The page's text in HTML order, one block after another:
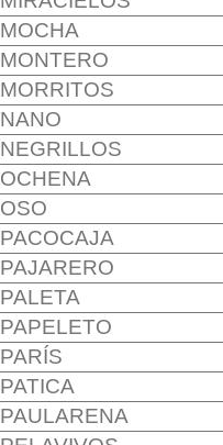
MOCHA
MONTERO
MORRITOS
NANO
NEGRILLOS
OCHENA
OSO
PACOCAJA
PAJARERO
PALETA
PAPELETO
PARÍS
PATICA
PAULARENA